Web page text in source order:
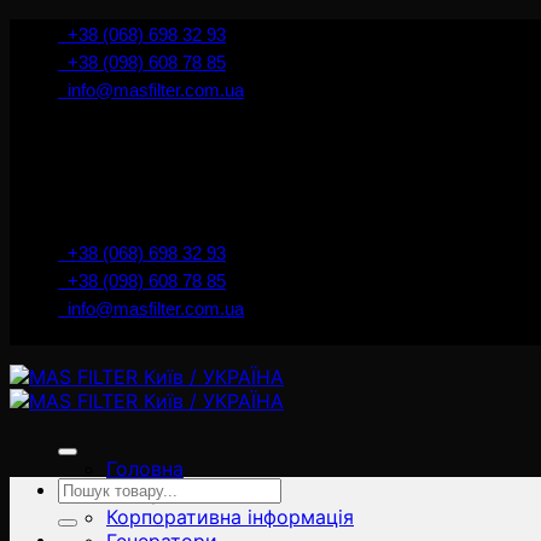
İçeriğe+38 (068) 698 32 93
+38 (098) 608 78 85
info@masfilter.com.ua
+38 (068) 698 32 93
+38 (098) 608 78 85
info@masfilter.com.ua
Головна
Товари
Корпоративна інформація
Ara: